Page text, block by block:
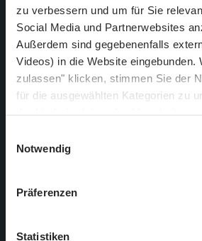
zu verbessern und um für Sie
Social Media und Partnerwebsites
Außerdem sind gegebenenfalls
Videos) in die Website eingebunden.
zulassen" klicken, stimmen Sie der
für die ausgewählten Kategorien zu
diese Einstellungen jederzeit über
zustimmen, beschränken wir uns
notwendigen Cookies. Weitere
Notwendig
Präferenzen
Statistiken
Der Beckenrand und die